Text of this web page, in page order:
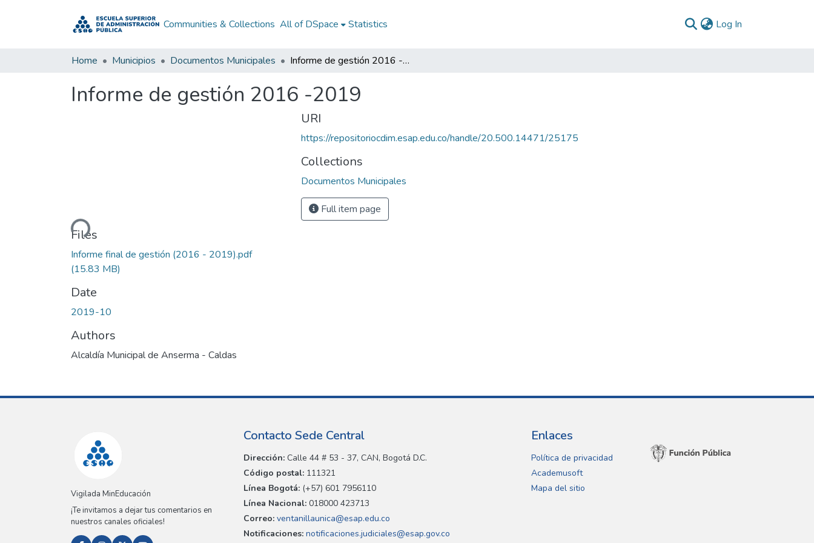
Communities & Collections All of DSpace Statistics Log In
Home Municipios Documentos Municipales Informe de gestión 2016 -2019
Informe de gestión 2016 -2019
Loading...
Files
Informe final de gestión (2016 - 2019).pdf
(15.83 MB)
Date
2019-10
Authors
Alcaldía Municipal de Anserma - Caldas
URI
https://repositoriocdim.esap.edu.co/handle/20.500.14471/25175
Collections
Documentos Municipales
Full item page
Vigilada MinEducación
¡Te invitamos a dejar tus comentarios en
nuestros canales oficiales!
Contacto Sede Central
Dirección: Calle 44 # 53 - 37, CAN, Bogotá D.C.
Código postal: 111321
Línea Bogotá: (+57) 601 7956110
Línea Nacional: 018000 423713
Correo: ventanillaunica@esap.edu.co
Notificaciones: notificaciones.judiciales@esap.gov.co
Enlaces
Política de privacidad
Academusoft
Mapa del sitio